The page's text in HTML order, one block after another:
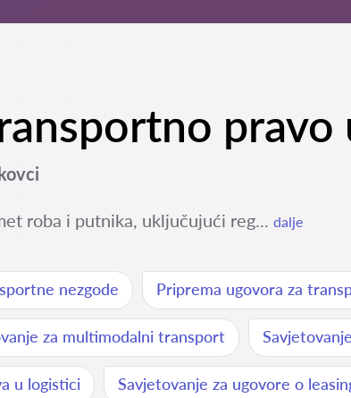
pravo
roba i putnika, uključujući reg... dalje
nezgode Priprema ugovora za
za multimodalni transport
u logistici Savjetovanje za ugovore o